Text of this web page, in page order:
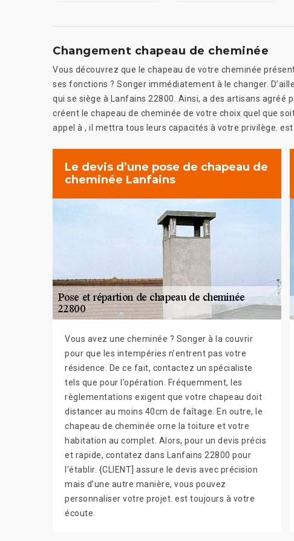
Changement chapeau de cheminée
Vous découvrez que le chapeau de votre cheminée
ses fonctions ? Songer immédiatement à le changer.
qui se siège à Lanfains 22800. Ainsi, a des artisans agréé
créent le chapeau de cheminée de votre choix quel que
appel à , il mettra tous leurs capacités à votre privilège.
Le devis d’une pose de chapeau de
cheminée Lanfains
Vous avez une cheminée ? Songer à la couvrir
pour que les intempéries n’entrent pas votre
résidence. De ce fait, contactez un spécialiste
tels que pour l’opération. Fréquemment, les
règlementations exigent que votre chapeau doit
distancer au moins 40cm de faîtage. En outre, le
chapeau de cheminée orne la toiture et votre
habitation au complet. Alors, pour un devis précis
et rapide, contatez dans Lanfains 22800 pour
l’établir. {CLIENT] assure le devis avec précision
mais d’une autre manière, vous pouvez
personnaliser votre projet. est toujours à votre
écoute.